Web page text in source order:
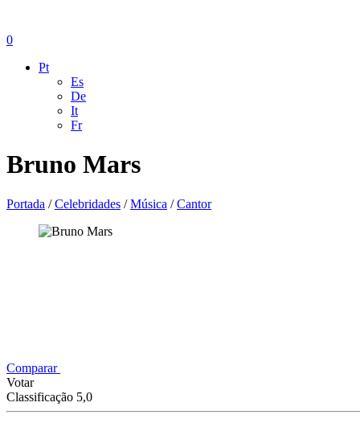
0
Pt
Es
De
It
Fr
Bruno Mars
Portada /Celebridades /Música /Cantor
Comparar
Votar
Classificação 5,0